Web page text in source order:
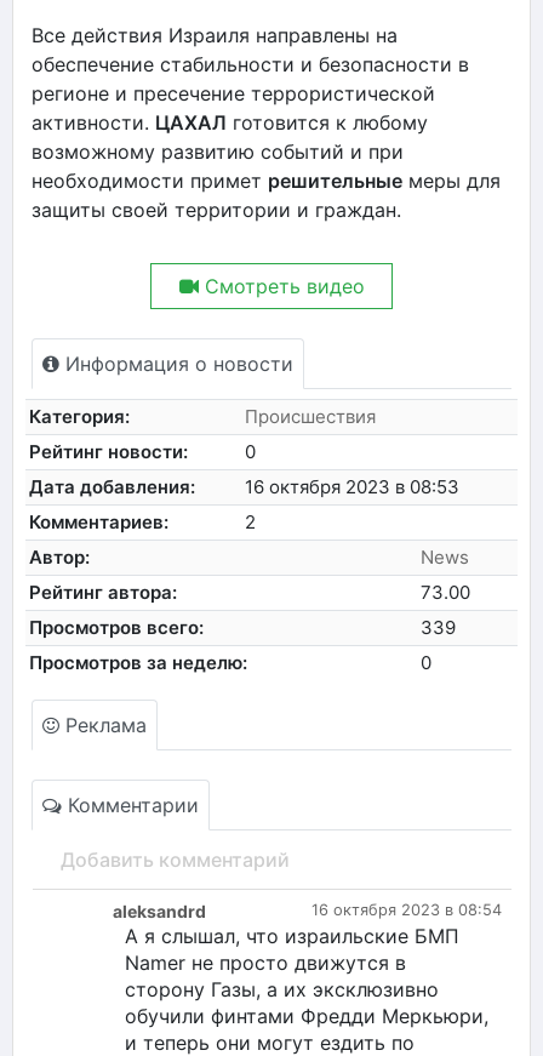
Все действия Израиля направлены на
обеспечение стабильности и безопасности в
регионе и пресечение террористической
активности. ЦАХАЛ готовится к любому
возможному развитию событий и при
необходимости примет решительные меры для
защиты своей территории и граждан.
Смотреть видео
Информация о новости
Категория:
Происшествия
Рейтинг новости:
0
Дата добавления:
16 октября 2023 в 08:53
Комментариев:
2
Автор:
News
Рейтинг автора:
73.00
Просмотров всего:
339
Просмотров за неделю:
0
Реклама
Комментарии
Добавить комментарий
16 октября 2023 в 08:54
aleksandrd
А я слышал, что израильские БМП
Namer не просто движутся в
сторону Газы, а их эксклюзивно
обучили финтами Фредди Меркьюри,
и теперь они могут ездить по